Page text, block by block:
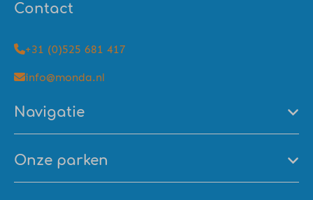
Contact
+31 (0)525 681 417
info@monda.nl
Navigatie
Onze parken